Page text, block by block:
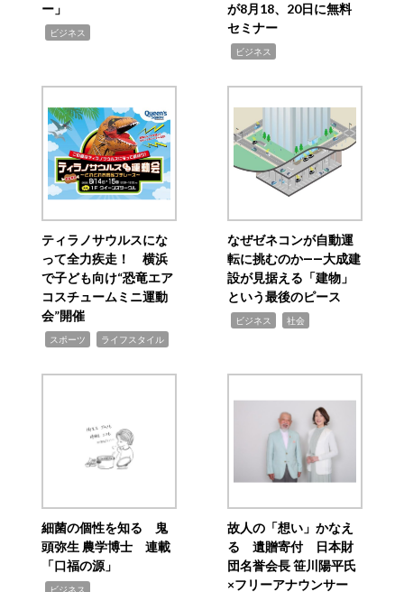
ー」
ビジネス
が8月18、20日に無料
セミナー
ビジネス
ティラノサウルスにな
って全力疾走！ 横浜
で子ども向け“恐竜エア
コスチュームミニ運動
会”開催
スポーツ ライフスタイル
なぜゼネコンが自動運
転に挑むのか――大成建
設が見据える「建物」
という最後のピース
ビジネス 社会
細菌の個性を知る 鬼
頭弥生 農学博士 連載
「口福の源」
ビジネス
故人の「想い」かなえ
る 遺贈寄付 日本財
団名誉会長 笹川陽平氏
×フリーアナウンサー